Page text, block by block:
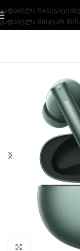
გადასვლა ნავიგაციაზე
გადასვლა მთავარ
ფოტოს